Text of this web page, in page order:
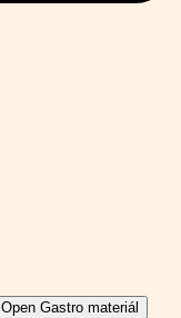
Open Gastro materiál